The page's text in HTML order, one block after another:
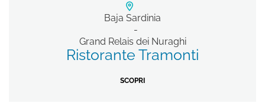
Baja Sardinia
Grand Relais dei Nuraghi
Ristorante Tramonti
SCOPRI